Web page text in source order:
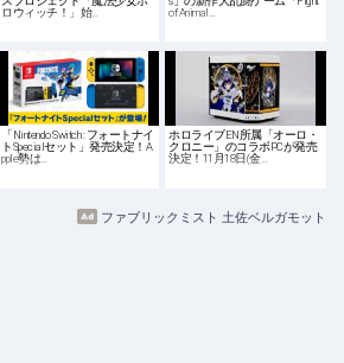
ロウィッチ！」始…
of Animal…
「Nintendo Switch : フォートナイ
トSpecialセット」発売決定！A
pple勢は…
ホロライブEN所属「オーロ・
クロニー」のコラボPCが発売
決定！11月18日(金…
ファブリックミスト 土佐ベルガモット